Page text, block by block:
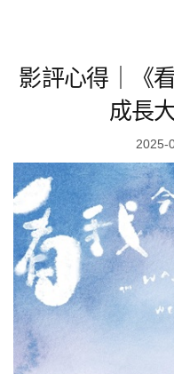
影評心得｜《
成長
2025-